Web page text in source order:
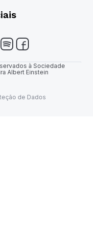
à Sociedade
Albert Einstein
de Dados